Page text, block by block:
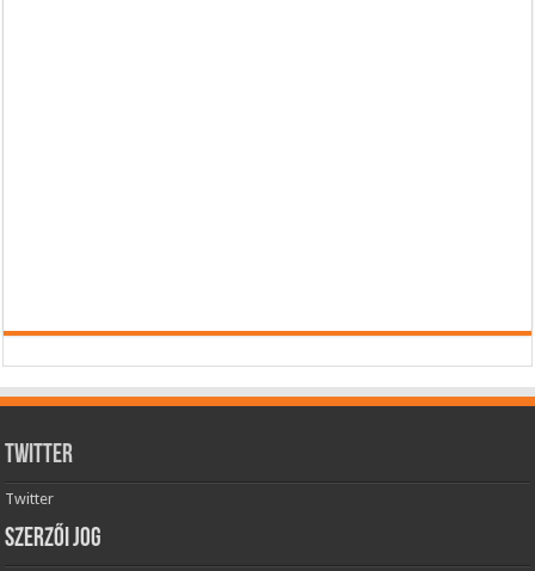
Twitter
Twitter
Szerzői jog